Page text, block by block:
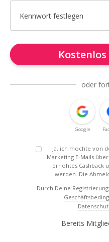
Kennwort festlegen
oder
Google
Ja, ich möchte von
Marketing E-Mails
erhöhtes Cashback
werden. Die
Durch Deine
Bereits